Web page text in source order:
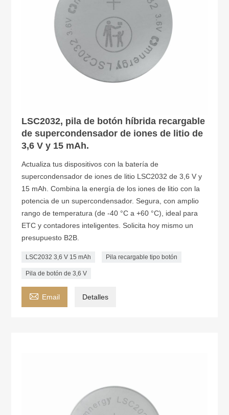
LSC2032, pila de botón híbrida recargable
de supercondensador de iones de litio de
3,6 V y 15 mAh.
Actualiza tus dispositivos con la batería de
supercondensador de iones de litio LSC2032 de 3,6 V y
15 mAh. Combina la energía de los iones de litio con la
potencia de un supercondensador. Segura, con amplio
rango de temperatura (de -40 °C a +60 °C), ideal para
ETC y contadores inteligentes. Solicita hoy mismo un
presupuesto B2B.
LSC2032 3,6 V 15 mAh Pila recargable tipo botón
Pila de botón de 3,6 V
 Email Detalles